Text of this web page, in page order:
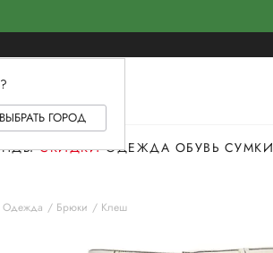
?
ВЫБРАТЬ ГОРОД
СКИДКИ ОДЕЖДА ОБУВЬ СУМКИ
Одежда Брюки Клеш